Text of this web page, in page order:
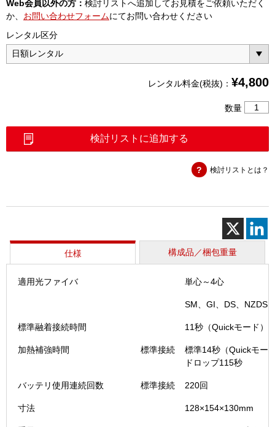
Web会員以外の方： 検討リストへ追加してお見積をご依頼いただく
か、 お問い合わせフォームにてお問い合わせください
レンタル区分
レンタル料金(税抜)： ¥4,800
数量
続
72M4
＋）
個
検討リストに追加する
検討リストとは？
仕様 構成品／梱包重量
適用光ファイバ 単心～4心
SM、GI、DS、NZDS
標準融着接続時間 11秒（Quickモード）
加熱補強時間 標準接続
標準14秒（Quickモー
ドロップ115秒
バッテリ使用連続回数 標準接続 220回
寸法 128×154×130mm